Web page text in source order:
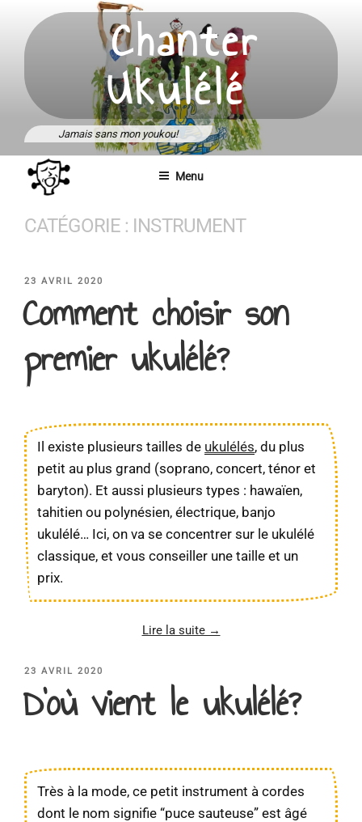
contenu
Chanter
Ukulélé
Jamais sans mon youkou!
Menu
CATÉGORIE : INSTRUMENT
PUBLIÉ
23 AVRIL 2020
Comment choisir son
premier ukulélé?
Il existe plusieurs tailles de ukulélés, du plus
petit au plus grand (soprano, concert, ténor et
baryton). Et aussi plusieurs types : hawaïen,
tahitien ou polynésien, électrique, banjo
ukulélé… Ici, on va se concentrer sur le ukulélé
classique, et vous conseiller une taille et un
prix.
Lire la suite →
PUBLIÉ
23 AVRIL 2020
D’où vient le ukulélé?
Très à la mode, ce petit instrument à cordes
dont le nom signifie “puce sauteuse” est âgé